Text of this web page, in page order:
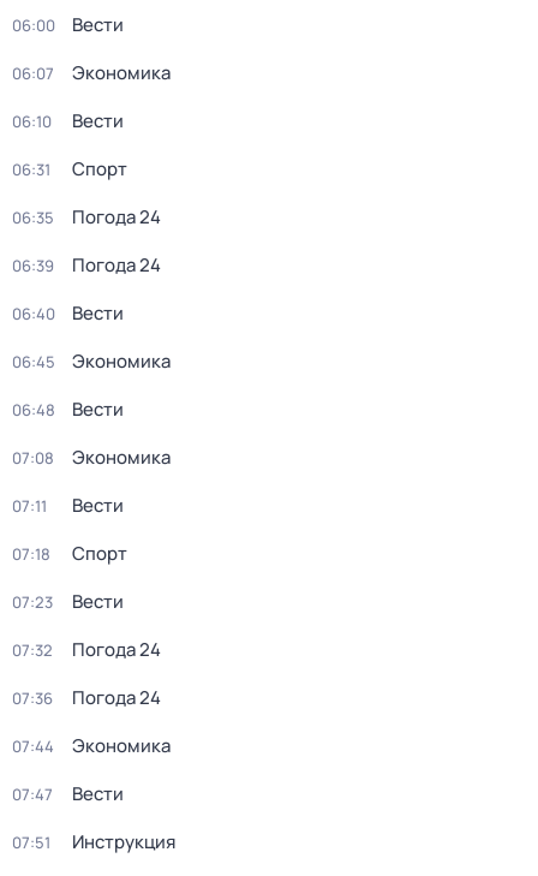
06:00 Вести
06:07 Экономика
06:10 Вести
06:31 Спорт
06:35 Погода 24
06:39 Погода 24
06:40 Вести
06:45 Экономика
06:48 Вести
07:08 Экономика
07:11 Вести
07:18 Спорт
07:23 Вести
07:32 Погода 24
07:36 Погода 24
07:44 Экономика
07:47 Вести
07:51 Инструкция